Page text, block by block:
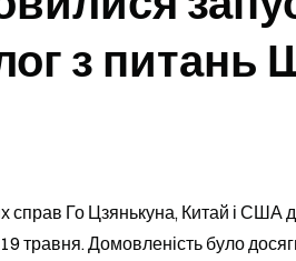
з питань
справ Го Цзянькуна, Китай і США
травня. Домовленість було